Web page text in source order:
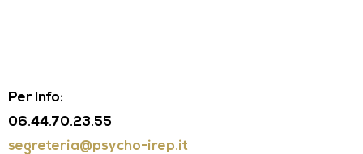
Per Info:
06.44.70.23.55
segreteria@psycho-irep.it